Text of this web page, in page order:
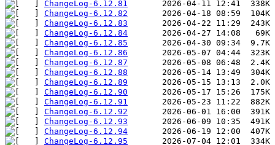
ChangeLog-6.12.81
ChangeLog-6.12.82
ChangeLog-6.12.83
ChangeLog-6.12.84
ChangeLog-6.12.85
ChangeLog-6.12.86
ChangeLog-6.12.87
ChangeLog-6.12.88
ChangeLog-6.12.89
ChangeLog-6.12.90
ChangeLog-6.12.91
ChangeLog-6.12.92
ChangeLog-6.12.93
ChangeLog-6.12.94
ChangeLog-6.12.95